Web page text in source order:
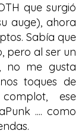
que surgió
auge), ahora
Sabía que
pero al ser un
no me gusta
toques de
ese
.... como